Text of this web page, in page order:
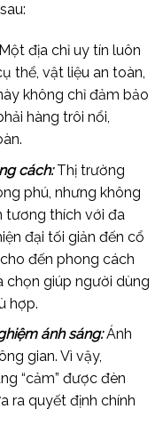
địa chỉ uy tín luôn
thể, vật liệu an toàn,
không chỉ đảm bảo
hàng trôi nổi,
cách:Thị trường
phú, nhưng không
tương thích với đa
đại tối giản đến cổ
đến phong cách
chọn giúp người dùng
hợp.
ánh sáng:Ánh
gian. Vì vậy,
“cảm” được đèn
ra quyết định chính